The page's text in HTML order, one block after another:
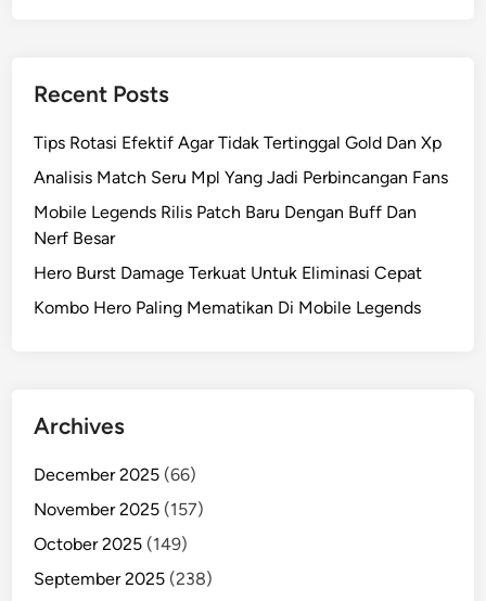
Recent Posts
Tips Rotasi Efektif Agar Tidak Tertinggal Gold Dan Xp
Analisis Match Seru Mpl Yang Jadi Perbincangan Fans
Mobile Legends Rilis Patch Baru Dengan Buff Dan
Nerf Besar
Hero Burst Damage Terkuat Untuk Eliminasi Cepat
Kombo Hero Paling Mematikan Di Mobile Legends
Archives
December 2025 (66)
November 2025 (157)
October 2025 (149)
September 2025 (238)